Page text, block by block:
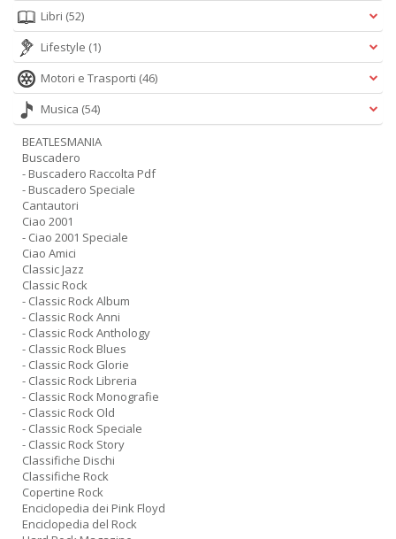
Libri (52)
Lifestyle (1)
Motori e Trasporti (46)
Musica (54)
BEATLESMANIA
Buscadero
- Buscadero Raccolta Pdf
- Buscadero Speciale
Cantautori
Ciao 2001
- Ciao 2001 Speciale
Ciao Amici
Classic Jazz
Classic Rock
- Classic Rock Album
- Classic Rock Anni
- Classic Rock Anthology
- Classic Rock Blues
- Classic Rock Glorie
- Classic Rock Libreria
- Classic Rock Monografie
- Classic Rock Old
- Classic Rock Speciale
- Classic Rock Story
Classifiche Dischi
Classifiche Rock
Copertine Rock
Enciclopedia dei Pink Floyd
Enciclopedia del Rock